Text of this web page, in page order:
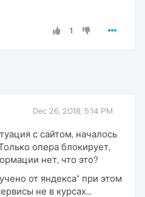
1
Dec 26, 2018, 5:14 PM
с сайтом, началось
опера блокирует,
нет, что это?
от яндекса" при этом
не в курсах...